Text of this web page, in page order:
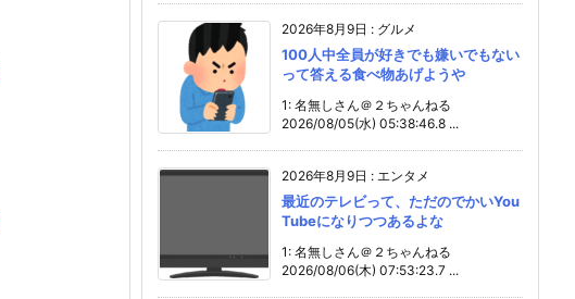
2026年8月9日 : グルメ
100人中全員が好きでも嫌いでもない
って答える食べ物あげようや
1: 名無しさん＠２ちゃんねる
2026/08/05(水) 05:38:46.8 ...
2026年8月9日 : エンタメ
最近のテレビって、ただのでかいYou
Tubeになりつつあるよな
1: 名無しさん＠２ちゃんねる
2026/08/06(木) 07:53:23.7 ...